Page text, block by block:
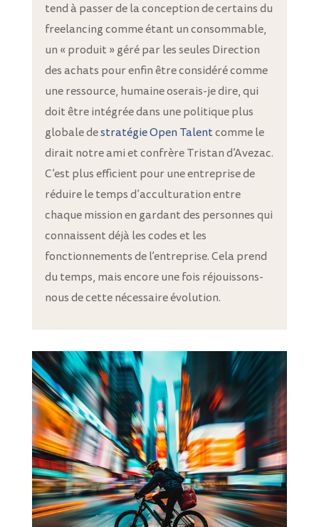
tend à passer de la conception de certains du
freelancing comme étant un consommable,
un « produit » géré par les seules Direction
des achats pour enfin être considéré comme
une ressource, humaine oserais-je dire, qui
doit être intégrée dans une politique plus
globale destratégie Open Talentcomme le
dirait notre ami et confrère Tristan d’Avezac.
C’est plus efficient pour une entreprise de
réduire le temps d’acculturation entre
chaque mission en gardant des personnes qui
connaissent déjà les codes et les
fonctionnements de l’entreprise. Cela prend
du temps, mais encore une fois réjouissons-
nous de cette nécessaire évolution.